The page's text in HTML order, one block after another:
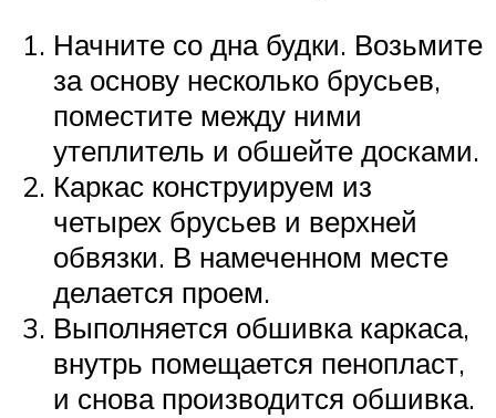
Начните со дна будки. Возьмите
за основу несколько брусьев,
поместите между ними
утеплитель и обшейте досками.
Каркас конструируем из
четырех брусьев и верхней
обвязки. В намеченном месте
делается проем.
Выполняется обшивка каркаса,
внутрь помещается пенопласт,
и снова производится обшивка.